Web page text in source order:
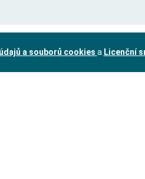
a souborů cookies a Licenční